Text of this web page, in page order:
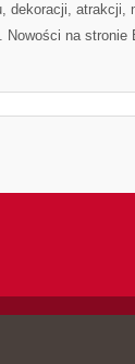
dekoracji, atrakcji,
Nowości na